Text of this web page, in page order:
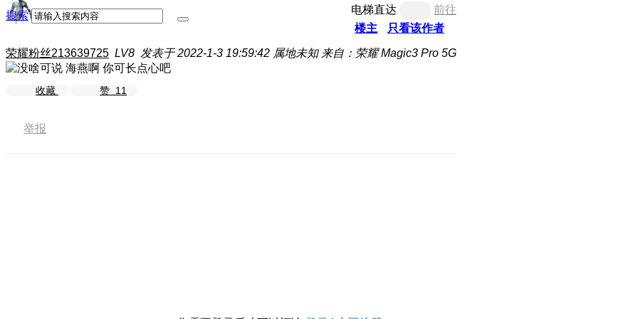
搜索 电梯直达
前往
楼主
只看该作者
荣耀粉丝213639725 LV8 发表于 2022-1-3 19:59:42 属地未知 来自：荣耀 Magic3 Pro 5G
收藏 赞 11
举报